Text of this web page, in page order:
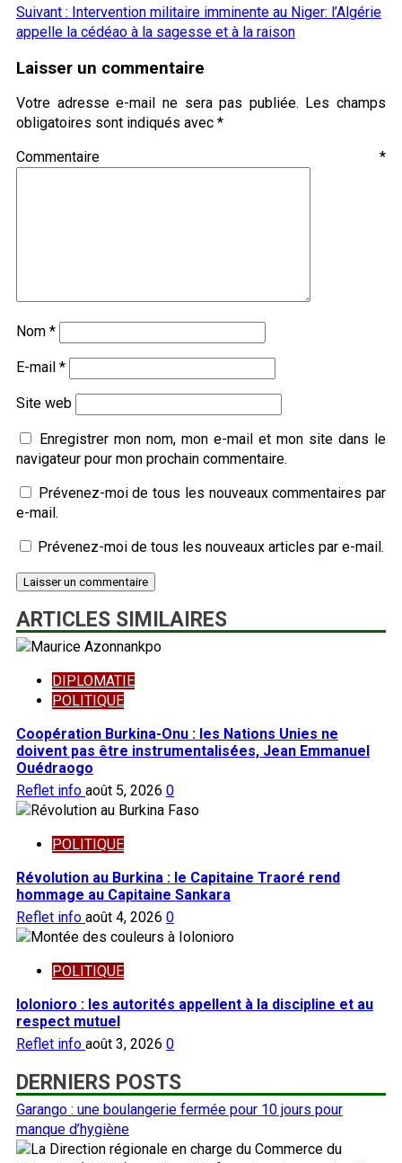
Suivant : Intervention militaire imminente au Niger: l’Algérie
appelle la cédéao à la sagesse et à la raison
Laisser un commentaire
Votre adresse e-mail ne sera pas publiée. Les champs
obligatoires sont indiqués avec *
Commentaire *
Nom *
E-mail *
Site web
Enregistrer mon nom, mon e-mail et mon site dans le
navigateur pour mon prochain commentaire.
Prévenez-moi de tous les nouveaux commentaires par
e-mail.
Prévenez-moi de tous les nouveaux articles par e-mail.
ARTICLES SIMILAIRES
DIPLOMATIE
POLITIQUE
Coopération Burkina-Onu : les Nations Unies ne
doivent pas être instrumentalisées, Jean Emmanuel
Ouédraogo
Reflet info août 5, 2026 0
POLITIQUE
Révolution au Burkina : le Capitaine Traoré rend
hommage au Capitaine Sankara
Reflet info août 4, 2026 0
POLITIQUE
Iolonioro : les autorités appellent à la discipline et au
respect mutuel
Reflet info août 3, 2026 0
DERNIERS POSTS
Garango : une boulangerie fermée pour 10 jours pour
manque d’hygiène